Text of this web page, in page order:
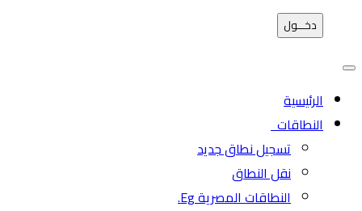
دخـــول
الرئيسية
النطاقات
تسجيل نطاق جديد
نقل النطاق
النطاقات المصرية Eg.